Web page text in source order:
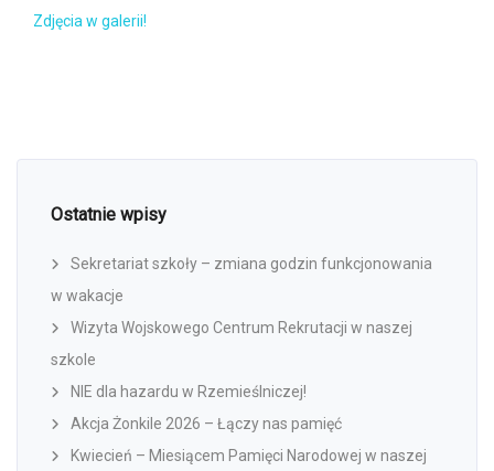
Zdjęcia w galerii!
Ostatnie wpisy
Sekretariat szkoły – zmiana godzin funkcjonowania
w wakacje
Wizyta Wojskowego Centrum Rekrutacji w naszej
szkole
NIE dla hazardu w Rzemieślniczej!
Akcja Żonkile 2026 – Łączy nas pamięć
Kwiecień – Miesiącem Pamięci Narodowej w naszej